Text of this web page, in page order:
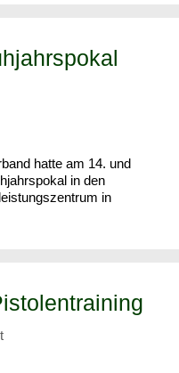
hatte am 14. und
in den
in